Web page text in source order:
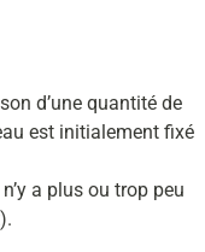
d’une quantité de
est initialement fixé
a plus ou trop peu